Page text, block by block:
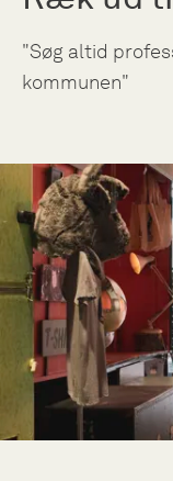
"Søg altid
kommunen"